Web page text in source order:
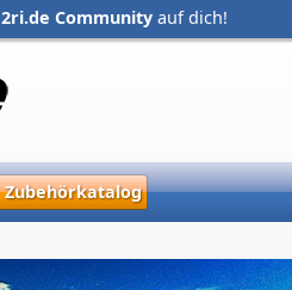
2ri.de Community auf dich!
Zubehörkatalog